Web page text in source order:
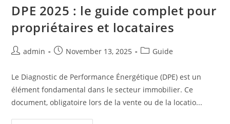
DPE 2025 : le guide complet pour
propriétaires et locataires
Postadmin
PostNovember 13, 2025
PostGuide
Le Diagnostic de Performance Énergétique (DPE) est un
élément fondamental dans le secteur immobilier. Ce
document, obligatoire lors de la vente ou de la locatio...